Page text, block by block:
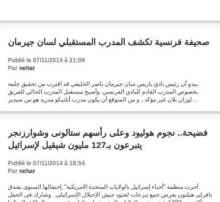
صحيفة فرنسية تكشف المدرب المستقبلي لسان جيرمان
Publié le 07/11/2014 à 21:09
Par nehar
يبدو أن رئيس نادي باريس سان جيرمان ناصر الخليفي قد اقترب من تحقيق حلمه
بخصوص المدرب القادم للنادي الفرنسي. وأصبح مستقبل المدرب الحالي للفريق
لوران بلان غير مؤكد ، و من المتوقع أن يكون مدرب أتلتيكو مدريد هو من سيدير
فضيحة.. نجوم هوليود وعلى رأسهم ستالونى وشوارزنجر
يتبرعون بـ127 مليون شيقيل لإسرائيل
Publié le 07/11/2014 à 18:54
Par nehar
أجرت منظمة "أحباء إسرائيل بالولايات المتحدة الامريكية" ,إحتفالها السنوى بفندق
بافرلى هيلتون بغرض جمع تبرعات لجنود جيش الإحتلال الإسرائيلى . وشارك فى الحفل